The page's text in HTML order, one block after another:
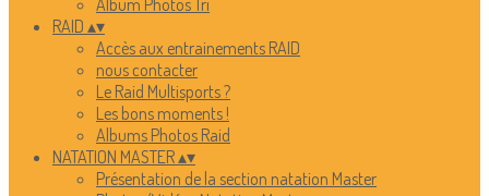
Album Photos Tri
RAID ▴▾
Accès aux entrainements RAID
nous contacter
Le Raid Multisports ?
Les bons moments !
Albums Photos Raid
NATATION MASTER▴▾
Présentation de la section natation Master